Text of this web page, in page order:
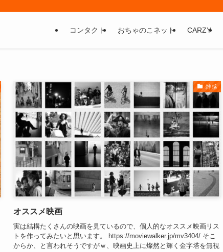
コンタクト おちゃのこネット CARZY
雑感
オススメ映画
実は結構たくさんの映画を見ているので、個人的なオススメ映画リス
トを作ってみたいと思います。 https://moviewalker.jp/mv3404/ そこ
からか、と言われそうですがｗ、映画史上に燦然と輝く金字塔を無視